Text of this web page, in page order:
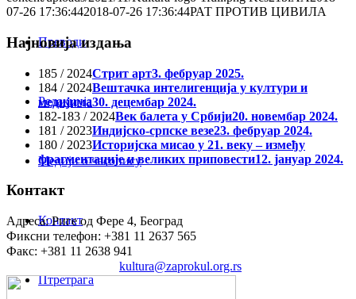
Преводи
Редакција
Медији о часопису
Контакт
Птретрага
07-26 17:36:442018-07-26 17:36:44РАТ ПРОТИВ ЦИВИЛА
Најновија издања
185 / 2024Стрит арт3. фебруар 2025.
184 / 2024Вештачка интелигенција у култури и
медијима30. децембар 2024.
182-183 / 2024Век балета у Србији20. новембар 2024.
181 / 2023Индијско-српске везе23. фебруар 2024.
180 / 2023Историјска мисао у 21. веку – између
фрагментације и великих приповести12. јануар 2024.
Контакт
Адреса: Риге од Фере 4, Београд
Фиксни телефон: +381 11 2637 565
Факс: +381 11 2638 941
kultura@zaprokul.org.rs